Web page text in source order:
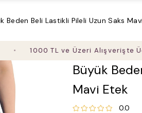
Beden Beli Lastikli Pileli Uzun Saks
1000 TL ve Üzeri Alışverişte Ücretsiz
Büyük
Mavi Etek
0.0